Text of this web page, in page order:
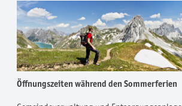
Öffnungszeiten während den Sommerferien